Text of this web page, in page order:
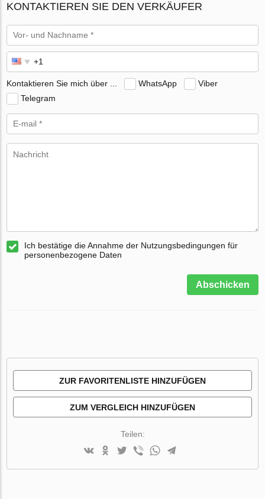
KONTAKTIEREN SIE DEN VERKÄUFER
Kontaktieren Sie mich über ... WhatsApp
Viber
Telegram
Ich bestätige die Annahme der Nutzungsbedingungen für
personenbezogene Daten
Abschicken
ZUR FAVORITENLISTE HINZUFÜGEN
ZUM VERGLEICH HINZUFÜGEN
Teilen: